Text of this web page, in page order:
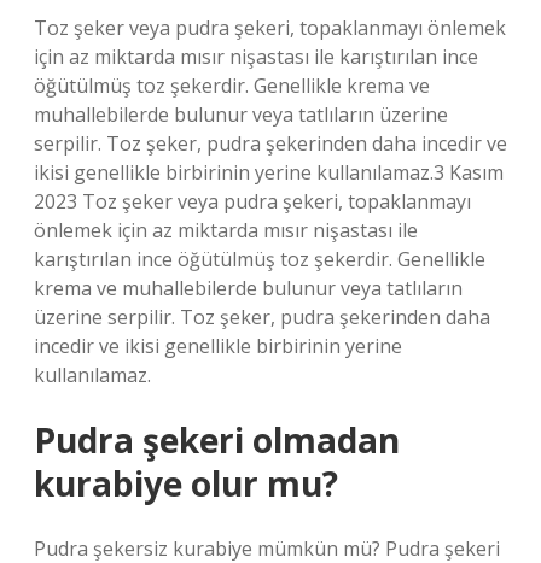
Toz şeker veya pudra şekeri, topaklanmayı önlemek
için az miktarda mısır nişastası ile karıştırılan ince
öğütülmüş toz şekerdir. Genellikle krema ve
muhallebilerde bulunur veya tatlıların üzerine
serpilir. Toz şeker, pudra şekerinden daha incedir ve
ikisi genellikle birbirinin yerine kullanılamaz.3 Kasım
2023 Toz şeker veya pudra şekeri, topaklanmayı
önlemek için az miktarda mısır nişastası ile
karıştırılan ince öğütülmüş toz şekerdir. Genellikle
krema ve muhallebilerde bulunur veya tatlıların
üzerine serpilir. Toz şeker, pudra şekerinden daha
incedir ve ikisi genellikle birbirinin yerine
kullanılamaz.
Pudra şekeri olmadan
kurabiye olur mu?
Pudra şekersiz kurabiye mümkün mü? Pudra şekeri